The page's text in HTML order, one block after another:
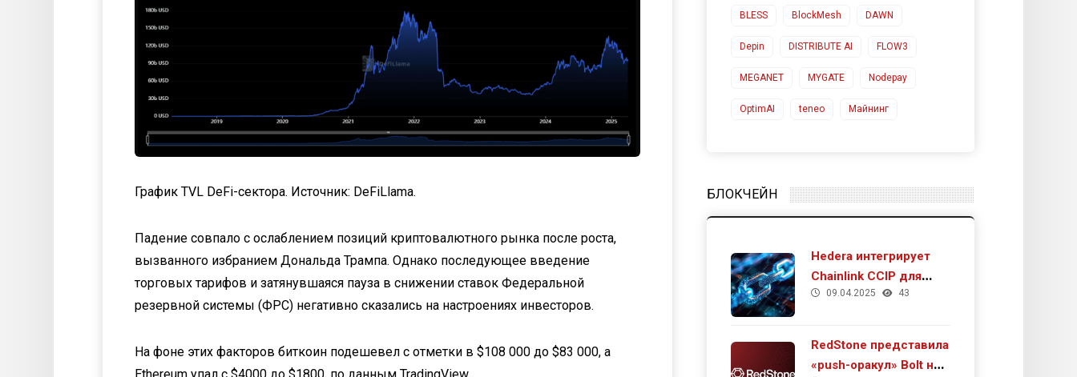
График TVL DeFi-сектора. Источник: DeFiLlama.
Падение совпало с ослаблением позиций криптовалютного рынка после роста,
вызванного избранием Дональда Трампа. Однако последующее введение
торговых тарифов и затянувшаяся пауза в снижении ставок Федеральной
резервной системы (ФРС) негативно сказались на настроениях инвесторов.
На фоне этих факторов биткоин подешевел с отметки в $108 000 до $83 000, а
BLESS BlockMesh DAWN
Depin DISTRIBUTE AI FLOW3
MEGANET MYGATE Nodepay
OptimAI teneo Майнинг
БЛОКЧЕЙН
Hedera интегрирует
Chainlink CCIP для
повышения кросс-
09.04.2025 43
RedStone представила
«push-оракул» Bolt на